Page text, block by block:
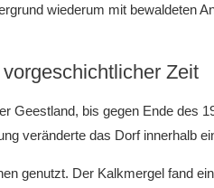
wiederum mit bewaldeten
Zeit
Geestland, bis gegen Ende des
veränderte das Dorf innerhalb
genutzt. Der Kalkmergel fand